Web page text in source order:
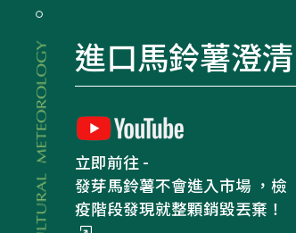
災害救（協）助事項專區
農業簡介
農業簡介專區